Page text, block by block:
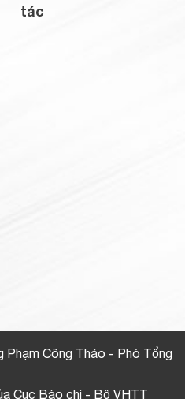
tác
Phạm Công Thảo - Phó Tổng
Cục Báo chí - Bộ VHTT